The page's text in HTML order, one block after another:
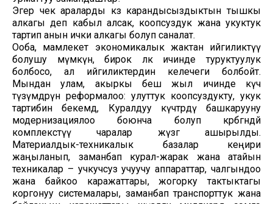
Эгер чек араларды көз карандысыздыктын тышкы
алкагы деп кабыл алсак, коопсуздук жана укуктук
тартип анын ички алкагы болуп саналат.
Ооба, мамлекет экономикалык жактан ийгиликтүү
болушу мүмкүн, бирок өлкө ичинде туруктуулук
болбосо, ал ийгиликтердин келечеги болбойт.
Мындан улам, акыркы беш жыл ичинде күч
түзүмдөрүн реформалоо: улуттук коопсуздукту, укук
тартибин бекемдөө, Куралдуу күчтөрдү башкарууну
модернизациялоо боюнча болуп көрбөгөндөй
комплекстүү чаралар жүзөгө ашырылды.
Материалдык-техникалык базалар кеңири
жаңыланып, заманбап курал-жарак жана атайын
техникалар – учкучсуз учуучу аппараттар, чалгындоо
жана байкоо каражаттары, жогорку тактыктагы
коргонуу системалары, заманбап транспорттук жана